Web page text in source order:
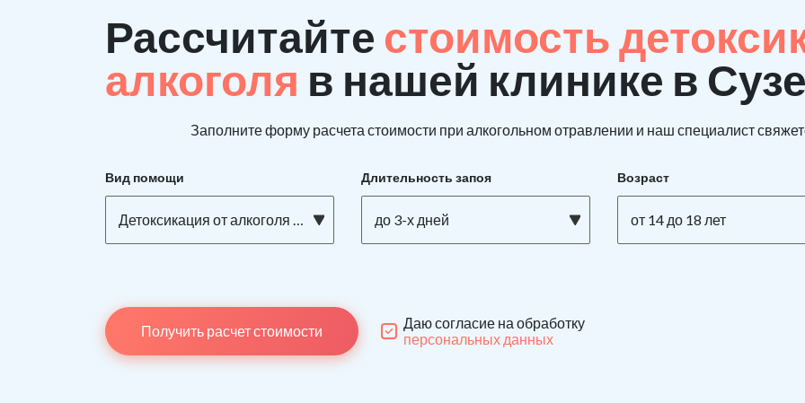
Рассчитайте стоимость
алкоголя в нашей клинике в
Заполните форму расчета стоимости при алкогольном отравлении и наш специалист
Вид помощи
Детоксикация от алкоголя на дому
Длительность запоя
до 3-х дней
Возраст
от 14 до 18 лет
Получить расчет стоимости
Даю согласие на обработку
персональных данных